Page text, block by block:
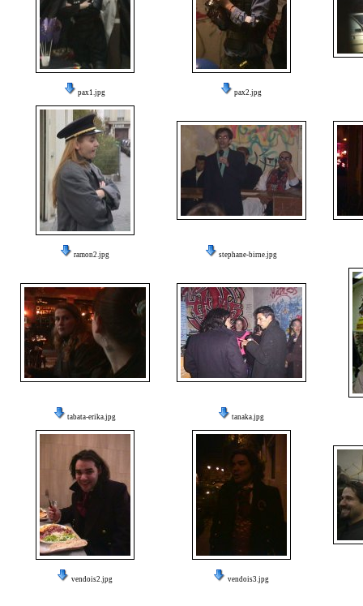
pax1.jpg pax2.jpg
ramon2.jpg stephane-birne.jpg
tabata-erika.jpg tanaka.jpg
vendois2.jpg vendois3.jpg